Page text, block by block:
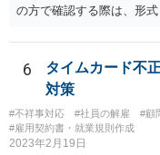
の方で確認する際は、形
正 →のぞましくはないで
弁護士が起案 Ⅰ依頼者に
念のため事務員が確認 Ⅳ
気が付くことが多いです
判所窓口で修正して受理
場合は責められない部分
6
タイムカード不
対策
#不祥事対応 #社員の解雇 #顧
#雇用契約書・就業規則作成
2023年2月19日